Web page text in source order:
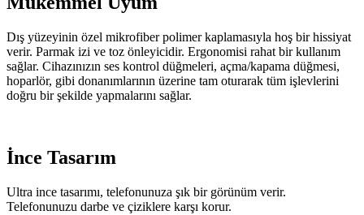
Dış yüzeyinin özel mikrofiber polimer kaplamasıyla hoş bir hissiyat
verir. Parmak izi ve toz önleyicidir. Ergonomisi rahat bir kullanım
sağlar. Cihazınızın ses kontrol düğmeleri, açma/kapama düğmesi,
hoparlör, gibi donanımlarının üzerine tam oturarak tüm işlevlerini
doğru bir şekilde yapmalarını sağlar.
İnce Tasarım
Ultra ince tasarımı, telefonunuza şık bir görünüm verir.
Telefonunuzu darbe ve çiziklere karşı korur.